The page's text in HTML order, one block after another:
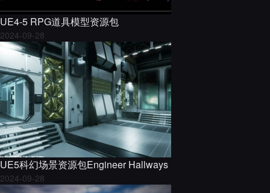
UE4-5 RPG道具模型资源包
2024-09-28
UE5科幻场景资源包Engineer Hallways
2024-09-28